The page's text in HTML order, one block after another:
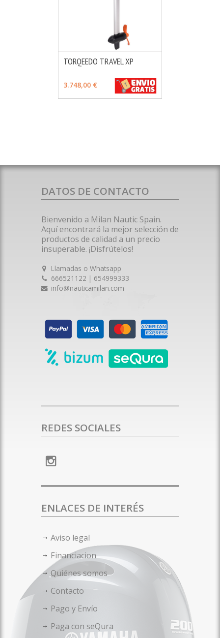
TORQEEDO TRAVEL XP
3.748,00 €
DATOS DE CONTACTO
Bienvenido a Milan Nautic Spain.
Aquí encontrará la mejor selección de
productos de calidad a un precio
insuperable. ¡Disfrútelos!
Llamadas o Whatsapp
666521122 | 654999333
info@nauticamilan.com
REDES SOCIALES
ENLACES DE INTERÉS
Aviso legal
Financiacion
Quiénes somos
Contacto
Pago y Envío
Paga con seQura